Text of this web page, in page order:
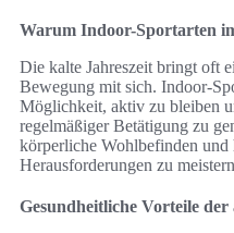
Warum Indoor-Sportarten
Die kalte Jahreszeit bringt oft
Bewegung mit sich. Indoor-
Möglichkeit, aktiv zu bleiben
regelmäßiger Betätigung zu
körperliche Wohlbefinden
Herausforderungen zu
Gesundheitliche Vorteile